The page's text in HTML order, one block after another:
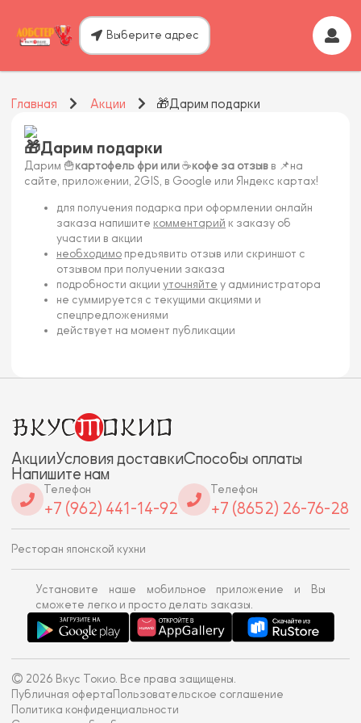
Выберите адрес
Главная Акции 🎁Дарим подарки
🎁Дарим подарки
Дарим 🍟картофель фри или ☕кофе за отзыв в 📌на
сайте, приложении, 2GIS, в Google или Яндекс картах!
для получения подарка при оформлении онлайн
заказа напишите комментарий к заказу об
участии в акции
необходимо предъявить отзыв или скриншот с
отзывом при получении заказа
подробности акции уточняйте у администратора
не суммируется с текущими акциями и
спецпредложениями
действует на момент публикации
АкцииУсловия доставкиСпособы оплаты
Напишите нам
Телефон
+7 (962) 441-14-92
Телефон
+7 (8652) 26-76-28
Ресторан японской кухни
Установите наше мобильное приложение и Вы
сможете легко и просто делать заказы.
© 2026 Вкус Токио. Все права защищены.
Публичная оферта Пользовательское соглашение
Политика конфиденциальности